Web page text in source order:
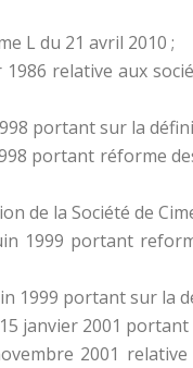
L du 21 avril 2010 ;
relative aux
portant sur la
portant réforme
de la Société de
1999 portant
1999 portant sur
15 janvier 2001
2001